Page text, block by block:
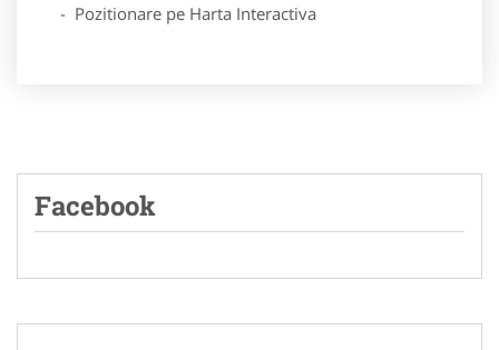
- Pozitionare pe Harta Interactiva
Facebook